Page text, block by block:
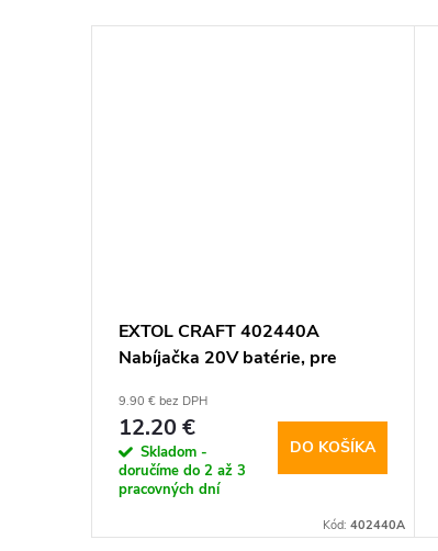
EXTOL CRAFT 402440A
Nabíjačka 20V batérie, pre
9.90 € bez DPH
12.20 €
Skladom -
doručíme do 2 až 3
pracovných dní
DO KOŠÍKA
Kód: 402440A